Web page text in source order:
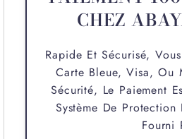
CHEZ
Rapide Et Sécurisé,
Carte Bleue, Visa, Ou
Sécurité, Le Paiement
Système De Protection
Fourni